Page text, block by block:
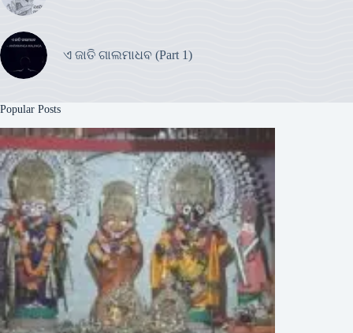
ଏ ଜାତି ଗାଲମାଧବ (Part 1)
Popular Posts